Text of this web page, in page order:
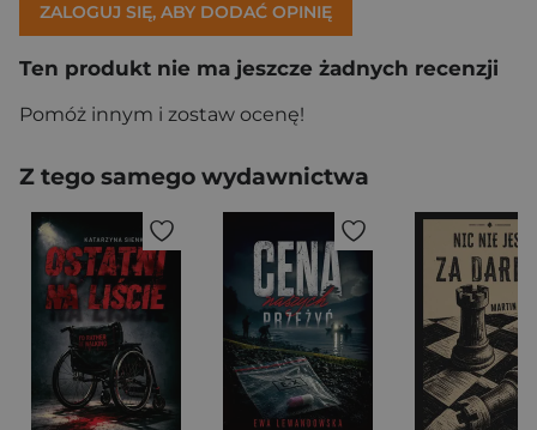
ZALOGUJ SIĘ, ABY DODAĆ OPINIĘ
Ten produkt nie ma jeszcze żadnych recenzji
Pomóż innym i zostaw ocenę!
Z tego samego wydawnictwa